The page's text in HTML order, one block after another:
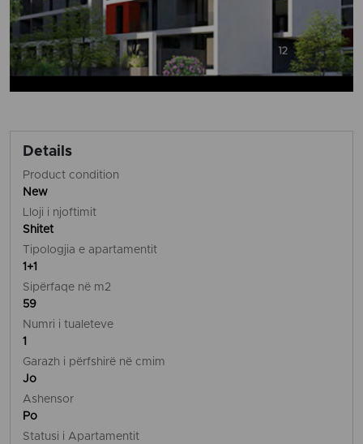
Details
Product condition
New
Lloji i njoftimit
Shitet
Tipologjia e apartamentit
1+1
Sipërfaqe në m2
59
Numri i tualeteve
1
Garazh i përfshirë në cmim
Jo
Ashensor
Po
Statusi i Apartamentit